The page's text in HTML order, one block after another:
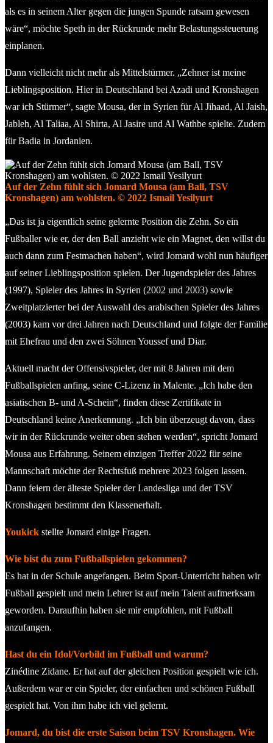
als es in seinem Alter gegen die jungen Spunde ratsam gewesen
wäre“, möchte Speth in der Rückrunde mehr Belastungssteuerung
einplanen.
Dann vielleicht nicht mehr als Mittelstürmer. „Zehner ist meine
Lieblingsposition. Hier in Deutschland bei Azadi und Kronshagen
war ich Stürmer“, sagte Mousa, der in Syrien für Al Jihaad, Al Jaish,
Jableh, Al Taliaa, Al Shirta, Al Jasire und Al Wathbe spielte. Zudem
für Badia in Jordanien.
Auf der Zehn fühlt sich Jomard Mousa (am Ball, TSV
Kronshagen) am wohlsten. © 2022 Ismail Yesilyurt
„Das ist ja eigentlich seine gelernte Position die Zehn. So ein
Fußballer wie er, der den Ball anzieht wie ein Magnet, den willst du
auch dann zum Festmachen haben“, wird Jomard wohl nun häufiger
auf seiner Lieblingsposition spielen. Der Jugendspieler des Jahres
(1997), Spieler des Jahres in Syrien (2002 und 2003) sowie
Zweitplatzierter bei der Auswahl des arabischen Spieler des Jahres
(2003) kam vor drei Jahren nach Deutschland und folgte der Familie
mit Ehefrau und den zwei Söhnen Youssef und Diar.
Aktuell macht der Offensivspieler, der mit 8 Jahren mit dem
Fußballspielen anfing, seine C-Lizenz in Malente. „Ich habe den
asiatischen B- und A-Schein“, finden diese Zertifikate in
Deutschland keine Anerkennung. „Ich bin überzeugt davon, dass
wir in der Rückrunde weiter oben stehen werden“, spricht Jomard
Mousa aus Erfahrung. Seinem einzigen Treffer 2022 für seine
Mannschaft möchte der Rechtsfuß mehrere 2023 folgen lassen.
Dann feiern der älteste Spieler der Landesliga und der TSV
Kronshagen bestimmt den Klassenerhalt.
Youkick stellte Jomard einige Fragen.
Wie bist du zum Fußballspielen gekommen?
Es hat in der Schule angefangen. Beim Sport-Unterricht haben wir
Fußball gespielt und mein Lehrer ist auf mein Talent aufmerksam
geworden. Daraufhin haben sie mir empfohlen, mit Fußball
anzufangen.
Hast du ein Idol/Vorbild im Fußball und warum?
Zinédine Zidane. Er hat auf der gleichen Position gespielt wie ich.
Außerdem war er ein Spieler, der einfachen und schönen Fußball
gespielt hat. Von ihm habe ich viel gelernt.
Jomard, du bist die erste Saison beim TSV Kronshagen. Wie